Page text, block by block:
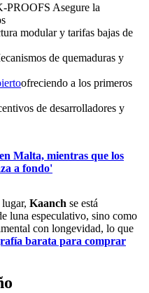
PROOFS Asegure la
modular y tarifas bajas de
de quemaduras y
ofreciendo a los primeros
de desarrolladores y
Malta, mientras que los
a fondo'
Kaanch se está
luna especulativo, sino como
con longevidad, lo que
barata para comprar